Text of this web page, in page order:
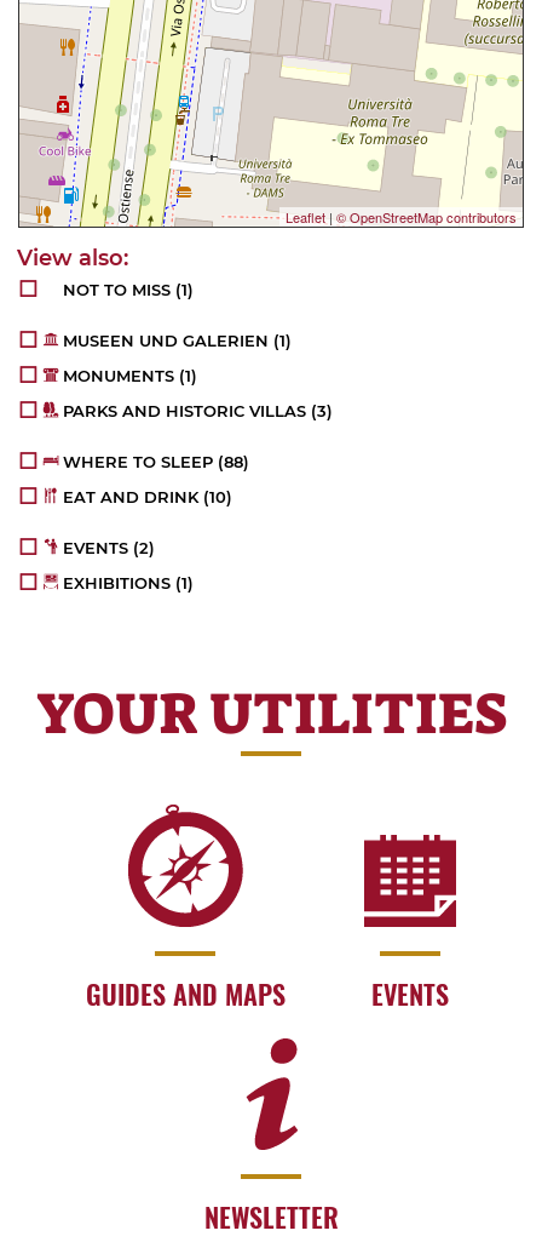
Leaflet | © OpenStreetMap contributors
NOT TO MISS (1)
MUSEEN UND GALERIEN (1)
MONUMENTS (1)
PARKS AND HISTORIC VILLAS (3)
WHERE TO SLEEP (88)
EAT AND DRINK (10)
EVENTS (2)
EXHIBITIONS (1)
YOUR UTILITIES
GUIDES AND MAPS EVENTS
NEWSLETTER